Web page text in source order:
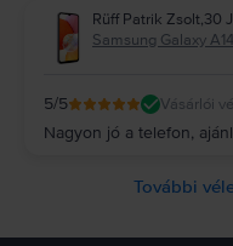
Rüff Patrik Zsolt,30
Samsung Galaxy
5/5 Vásárlói
Nagyon jó a telefon,
További